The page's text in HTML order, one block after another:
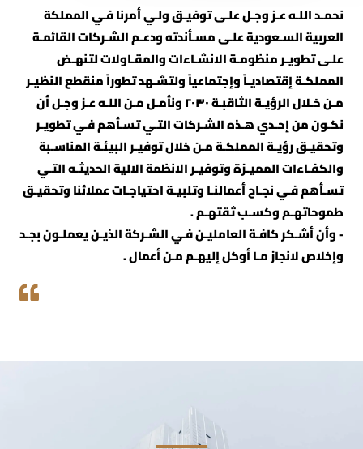
نحمـد اللـه عـز وجـل علـى توفيـق ولـي أمرنا فـي المملكة
العربية السـعودية علـى مسـأندته ودعـم الشـركات القائمـة
علـى تطويـر منظومـة الانشـاءات والمقـاولات لتنهـض
المملكـة إقتصاديـاً وإجتماعياً ولتشـهد تطوراً منقطع النظيـر
مـن خـلال الرؤيـة الثاقبـة ٢٠٣٠ ونأمـل مـن اللـه عـز وجـل أن
نكـون من إحـدي هـذه الشـركات التـي تسـأهم فـي تطويـر
وتحقيـق رؤيـة المملكـة مـن خلال توفيـر البيئـة المناسـبة
والكفـاءات المميـزة وتوفيـر الانظمة الالية الحديثـه التـي
تسـأهم فـي نجـاح أعمالنـا وتلبيـة احتياجـات عملائنا وتحقيـق
طموحاتهـم وكسـب ثقتهـم .
- وأن أشـكر كافـة العامليـن فـي الشـركة الذيـن يعملـون بجـد
وإخلاص لانجاز مـا أوكل إليهـم مـن أعمال .